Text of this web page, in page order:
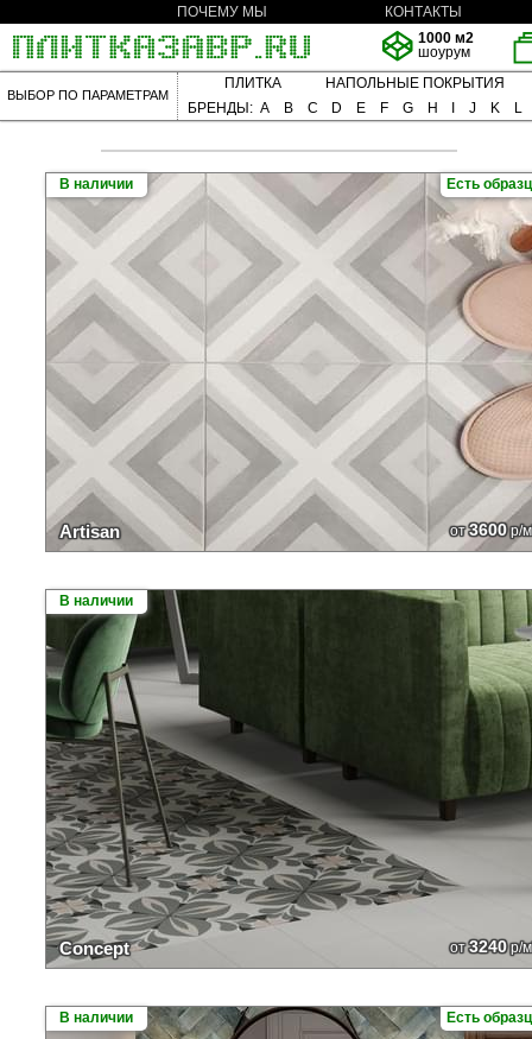
ПОЧЕМУ МЫ
КОНТАКТЫ
1000 м2
шоурум
ВЫБОР ПО ПАРАМЕТРАМ
ПЛИТКА
НАПОЛЬНЫЕ ПОКРЫТИЯ
БРЕНДЫ: A B C D E F G H J K L
Есть
В наличии
Artisan от3600р/
В наличии
Concept от3240р/
Есть
В наличии